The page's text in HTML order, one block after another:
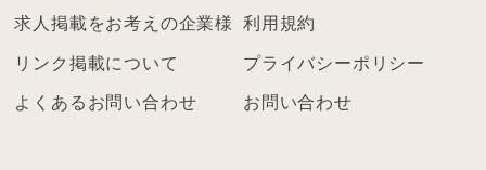
求人掲載をお考えの企業様 利用規約
リンク掲載について プライバシーポリシー
よくあるお問い合わせ お問い合わせ